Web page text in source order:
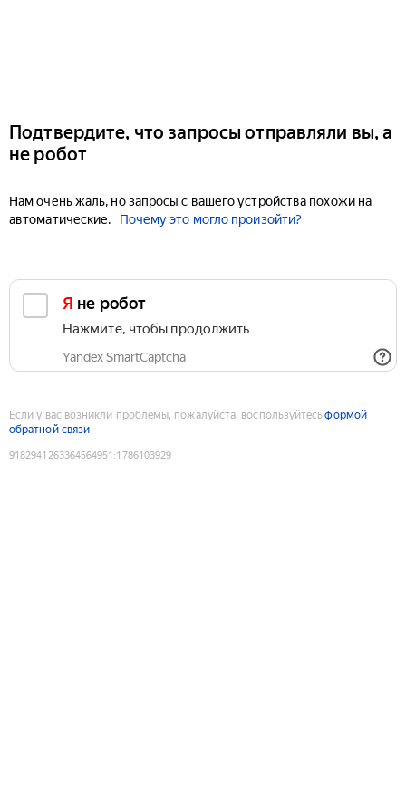
Подтвердите, что запросы отправляли вы, а
не робот
Нам очень жаль, но запросы с вашего устройства похожи на
автоматические.
Почему это могло произойти?
Я не робот
Нажмите, чтобы продолжить
Yandex SmartCaptcha
Если у вас возникли проблемы, пожалуйста, воспользуйтесьформой
обратной связи
9182941263364564951 :1786103929